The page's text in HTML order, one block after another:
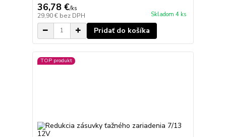
36,78 €/ks
29,90 € bez DPH Skladom 4 ks
Pridať do košíka
TOP produkt